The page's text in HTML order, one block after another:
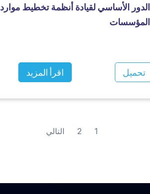
الدور الأساسي لقيادة أنظمة تخطيط موارد
المؤسسات
تحميل اقرأ المزيد
1
2 التالي